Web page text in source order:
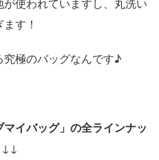
す！
極のバッグなんです♪
マイバッグ」の全ラインナッ